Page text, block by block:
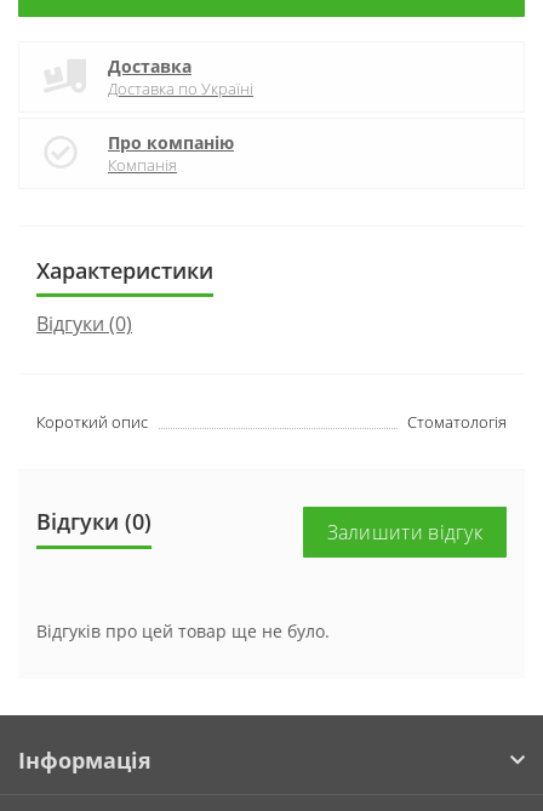
Доставка
Доставка по Україні
Про компанію
Компанія
Характеристики
Відгуки (0)
Короткий опис Стоматологія
Відгуки (0) Залишити відгук
Відгуків про цей товар ще не було.
Інформація